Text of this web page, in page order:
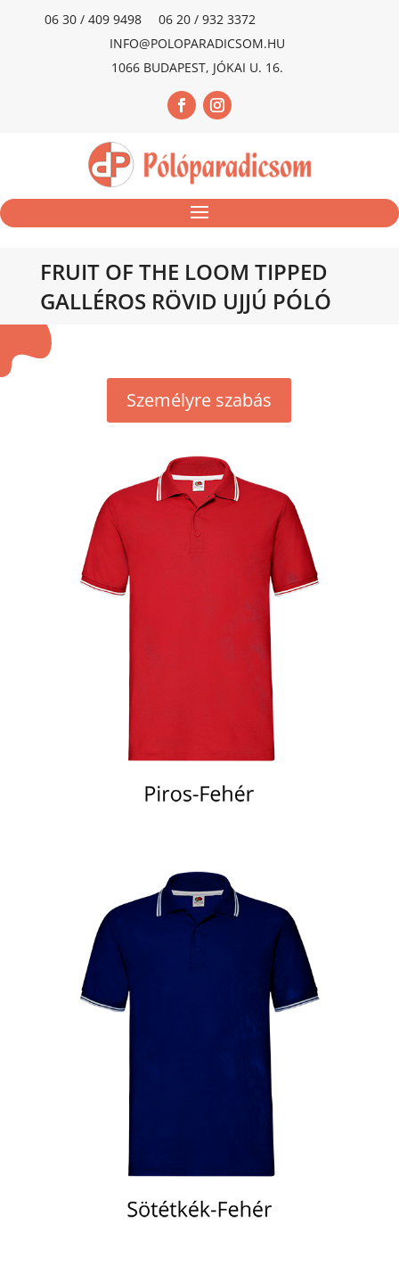
06 30 / 409 9498
06 20 / 932 3372
INFO@POLOPARADICSOM.HU
1066 BUDAPEST, JÓKAI U. 16.
FRUIT OF THE LOOM TIPPED
GALLÉROS RÖVID UJJÚ PÓLÓ
Személyre szabás